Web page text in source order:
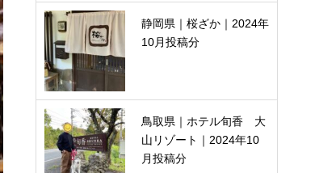
静岡県｜桜ざか｜2024年
10月投稿分
鳥取県｜ホテル旬香 大
山リゾート｜2024年10
月投稿分